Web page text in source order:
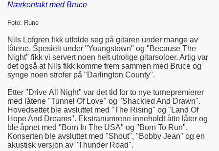
Nærkontakt med Bruce
Foto: Rune
Nils Lofgren fikk utfolde seg på gitaren under mange av
låtene. Spesielt under "Youngstown" og "Because The
Night" fikk vi servert noen helt utrolige gitarsoloer. Artig var
det også at Nils fikk komme frem sammen med Bruce og
synge noen strofer på "Darlington County".
Etter "Drive All Night" var det tid for to nye turnepremierer
med låtene "Tunnel Of Love" og "Shackled And Drawn".
Hovedsettet ble avsluttet med "The Rising" og "Land Of
Hope And Dreams". Ekstranumrene inneholdt åtte låter og
ble åpnet med "Born In The USA" og "Born To Run".
Konserten ble avsluttet med "Shout", "Bobby Jean" og en
akustisk versjon av "Thunder Road".